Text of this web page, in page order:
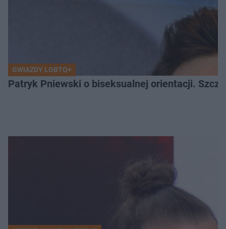
GWIAZDY LGBTQ+
Patryk Pniewski o biseksualnej orientacji.